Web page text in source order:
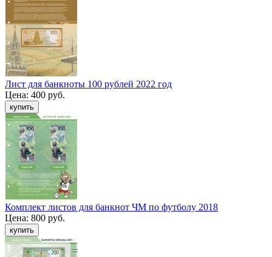
Лист для банкноты 100 рублей 2022 год
Цена: 400 руб.
Комплект листов для банкнот ЧМ по футболу 2018
Цена: 800 руб.